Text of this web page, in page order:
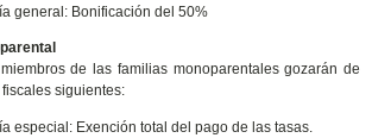
general: Bonificación del 50%
de las familias monoparentales gozarán de
siguientes:
especial: Exención total del pago de las tasas.